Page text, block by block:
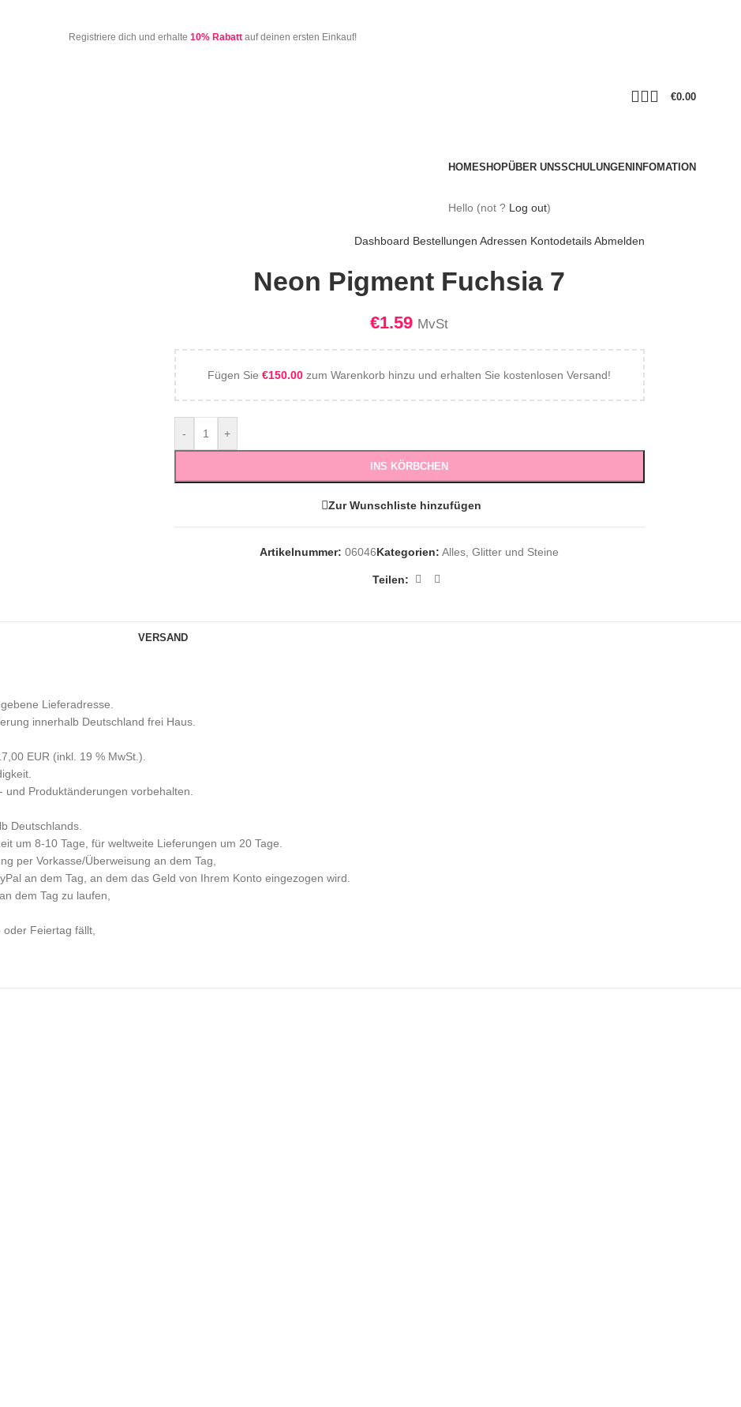
Registriere dich und erhalte 10% Rabattauf deinen ersten Einkauf!
€0.00
HOMESHOPÜBER UNSSCHULUNGEN INFOMATION
Hello (not ? Log out)
Dashboard Bestellungen Adressen KontodetailsAbmelden
Neon Pigment Fuchsia 7
€1.59 MvSt
Fügen Sie€150.00 zum Warenkorb hinzu und erhalten Sie kostenlosen Versand!
- +
INS KÖRBCHEN
Zur Wunschliste hinzufügen
Artikelnummer:06046Kategorien: Alles Glitter und Steine
Teilen:
VERSAND
Lieferadresse.
innerhalb Deutschland frei Haus.
EUR (inkl. 19 % MwSt.).
Produktänderungen vorbehalten.
Deutschlands.
um 8-10 Tage, für weltweite Lieferungen um 20 Tage.
per Vorkasse/Überweisung an dem Tag,
an dem Tag, an dem das Geld von Ihrem Konto eingezogen wird.
dem Tag zu laufen,
Feiertag fällt,